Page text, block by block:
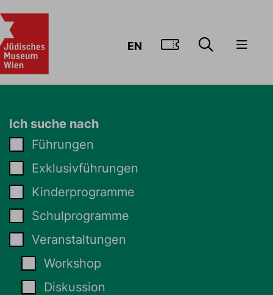
EN ZUM
Ich suche nach
Führungen
Exklusivführungen
Kinderprogramme
Schulprogramme
Veranstaltungen
Workshop
Diskussion